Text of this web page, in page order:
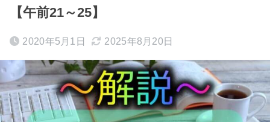
【午前21～25】
2020年5月1日 2025年8月20日